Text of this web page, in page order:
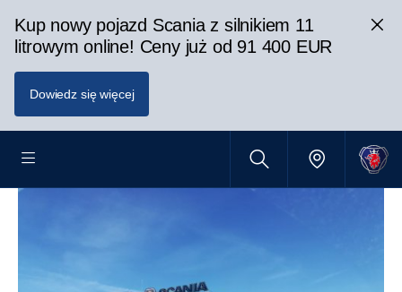
Kup nowy pojazd Scania z silnikiem 11
litrowym online! Ceny już od 91 400 EUR
Dowiedz się więcej